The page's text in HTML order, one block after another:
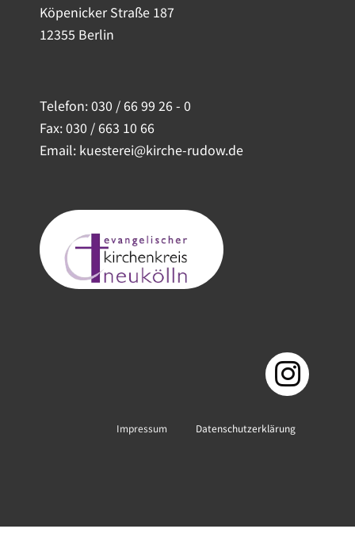
Köpenicker Straße 187
12355 Berlin
Telefon:030 / 66 99 26 - 0
Fax: 030 / 663 10 66
Email: kuesterei@kirche-rudow.de
Impressum Datenschutzerklärung